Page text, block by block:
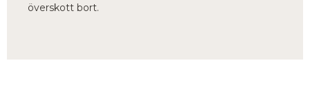
överskott bort.